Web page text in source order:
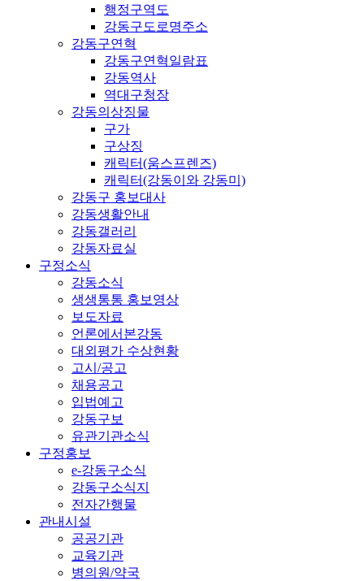
행정구역도
강동구도로명주소
강동구연혁
강동구연혁일람표
강동역사
역대구청장
강동의상징물
구가
구상징
캐릭터(움스프렌즈)
캐릭터(강동이와 강동미)
강동구 홍보대사
강동생활안내
강동갤러리
강동자료실
구정소식
강동소식
생생통통 홍보영상
보도자료
언론에서본강동
대외평가 수상현황
고시/공고
채용공고
입법예고
강동구보
유관기관소식
구정홍보
e-강동구소식
강동구소식지
전자간행물
관내시설
공공기관
교육기관
병의원/약국